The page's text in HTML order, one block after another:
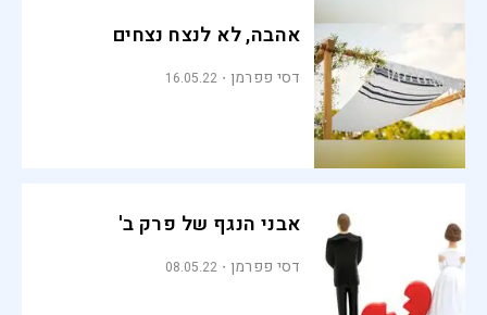
אהבה, לא לנצח נצחים
דסי פפרמן 16.05.22
אבני הנגף של פרק ב'
דסי פפרמן 08.05.22